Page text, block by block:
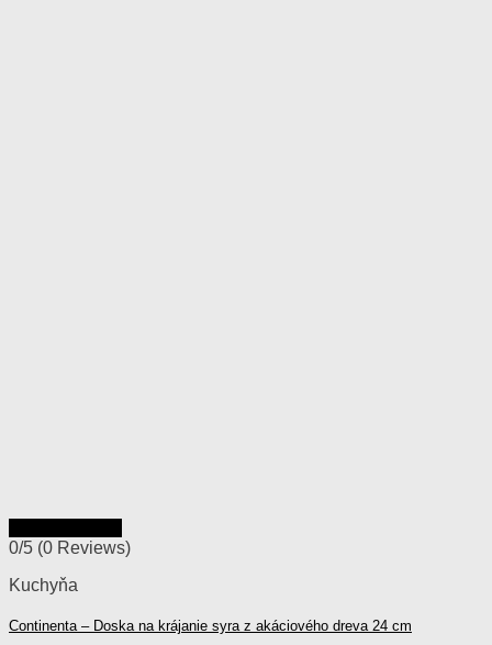
0/5 (0 Reviews)
Kuchyňa
Continenta – Doska na krájanie syra z akáciového dreva 24 cm